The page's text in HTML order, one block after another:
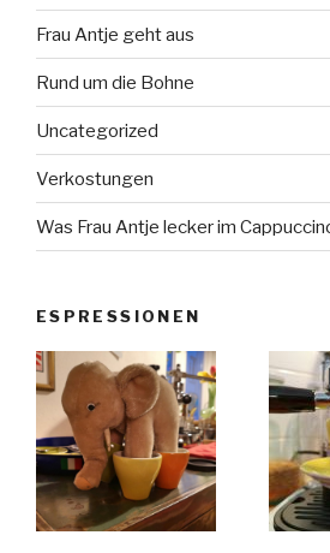
Frau Antje geht aus
Rund um die Bohne
Uncategorized
Verkostungen
Was Frau Antje lecker im
ESPRESSIONEN